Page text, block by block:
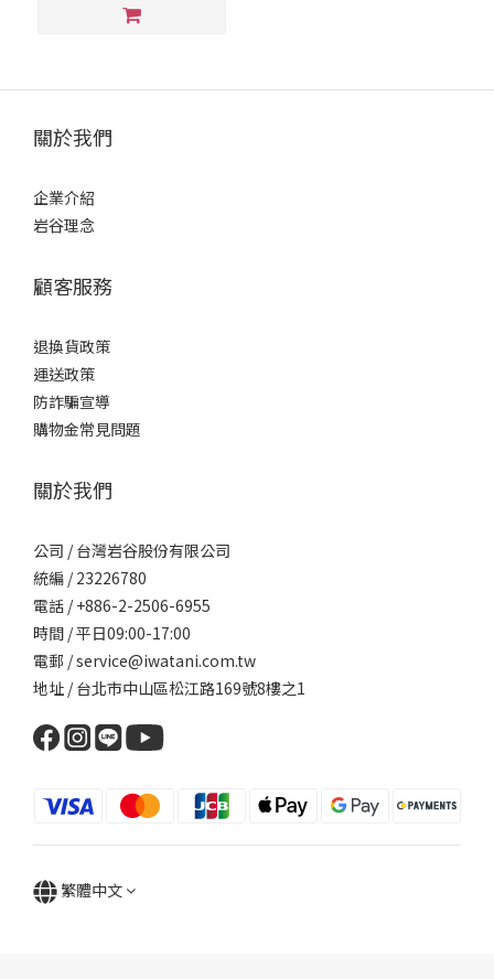
關於我們
企業介紹
岩谷理念
顧客服務
退換貨政策
運送政策
防詐騙宣導
購物金常見問題
關於我們
公司 / 台灣岩谷股份有限公司
統編 / 23226780
電話 / +886-2-2506-6955
時間 / 平日09:00-17:00
電郵 / service@iwatani.com.tw
地址 / 台北市中山區松江路169號8樓之1
繁體中文